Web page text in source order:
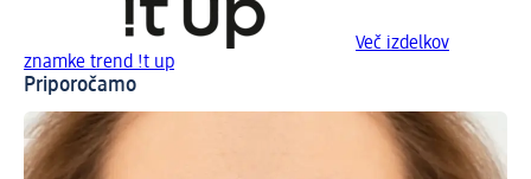
Več izdelkov
znamke trend !t up
Priporočamo